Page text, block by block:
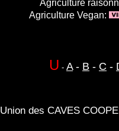
Agriculture
Agriculture Vegan:
U - A- B - C -
Union des CAVES